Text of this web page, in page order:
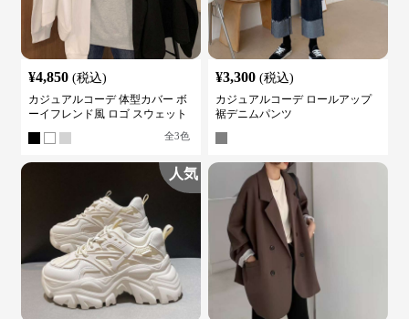
¥4,850 (税込)
カジュアルコーデ 体型カバー ボ
ーイフレンド風 ロゴ スウェット
全3色
¥3,300 (税込)
カジュアルコーデ ロールアップ
裾デニムパンツ
人気